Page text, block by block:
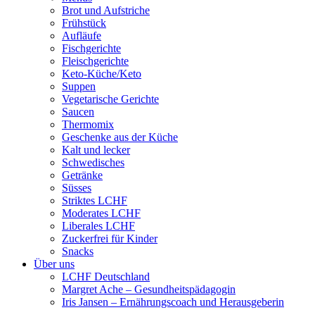
Brot und Aufstriche
Frühstück
Aufläufe
Fischgerichte
Fleischgerichte
Keto-Küche/Keto
Suppen
Vegetarische Gerichte
Saucen
Thermomix
Geschenke aus der Küche
Kalt und lecker
Schwedisches
Getränke
Süsses
Striktes LCHF
Moderates LCHF
Liberales LCHF
Zuckerfrei für Kinder
Snacks
Über uns
LCHF Deutschland
Margret Ache – Gesundheitspädagogin
Iris Jansen – Ernährungscoach und Herausgeberin